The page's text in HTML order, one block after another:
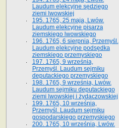
Laudum elekcyjne sędziego
ziemi lwowskiej
195. 1765, 25 maja, Lwów.
Laudum elekcyjne pisarza
ziemskiego lwowskiego
196. 1765, 6 sierpnia, Przemyśl.
Laudum elekcyjne podsędka
ziemskiego przemyskiego
197. 1765, 9 września,
Przemyśl. Laudum sejmiku
deputackiego przemyskiego
198. 1765, 9 września, Lwów.
Laudum sejmiku deputackiego
ziemi lwowskiej i żydaczowskiej
199. 1765, 10 września,
Przemyśl. Laudum sejmiku
gospodarskiego przemyskiego
200. 1765, 10 września, Lwów.